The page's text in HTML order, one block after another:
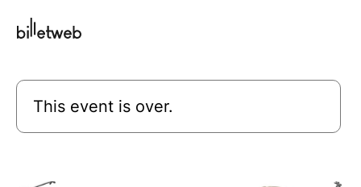
This event is over.